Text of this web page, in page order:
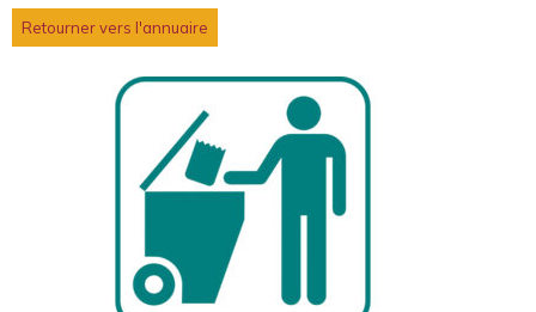
Retourner vers l'annuaire